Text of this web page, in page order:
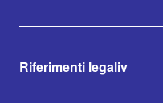
Riferimenti legaliv